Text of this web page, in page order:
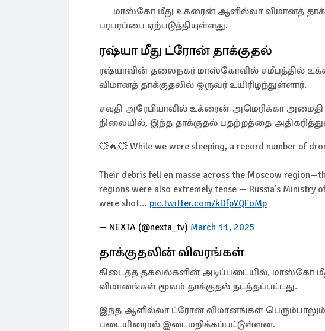
மாஸ்கோ மீது உக்ரைன் ஆளில்லா விமானத்
பரபரப்பை ஏற்படுத்தியுள்ளது.
ரஷ்யா மீது ட்ரோன் தாக்குதல்
ரஷ்யாவின் தலைநகர் மாஸ்கோவில் சமீபத்தில்
விமானத் தாக்குதலில் ஒருவர் உயிரிழந்துள்ளார்.
சவுதி அரேபியாவில் உக்ரைன்-அமெரிக்கா
நிலையில், இந்த தாக்குதல் பதற்றத்தை
💥🔥💥 While we were sleeping, a record number of
Their debris fell en masse across the Moscow
regions were also extremely tense — Russia’s Ministry
were shot… pic.twitter.com/kDfpYQFoMp
— NEXTA (@nexta_tv) March 11, 2025
தாக்குதலின் விவரங்கள்
கிடைத்த தகவல்களின் அடிப்படையில், மாஸ்கோ
விமானங்கள் மூலம் தாக்குதல் நடத்தப்பட்டது.
இந்த ஆளில்லா ட்ரோன் விமானங்கள் பெரும்பாலும்
படையினரால் இடைமறிக்கப்பட்டுள்ளன.